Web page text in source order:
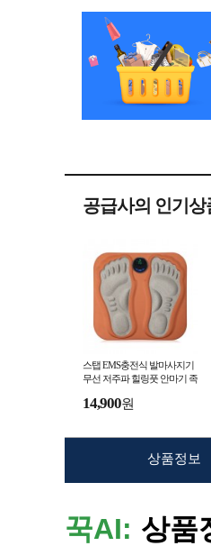
공급사의 인기상
스탭 EMS충전식 발마사지기
무선 저주파 힐링풋 안마기 족
14,900원
꾹AI: 상품
상품정보